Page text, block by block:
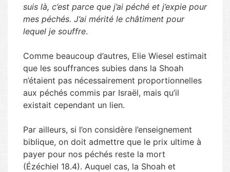
suis là, c’est parce que j’ai péché et j’expie pour
mes péchés. J’ai mérité le châtiment pour
lequel je souffre.
Comme beaucoup d’autres, Elie Wiesel estimait
que les souffrances subies dans la Shoah
n’étaient pas nécessairement proportionnelles
aux péchés commis par Israël, mais qu’il
existait cependant un lien.
Par ailleurs, si l’on considère l’enseignement
biblique, on doit admettre que le prix ultime à
payer pour nos péchés reste la mort
(Ézéchiel 18.4). Auquel cas, la Shoah et